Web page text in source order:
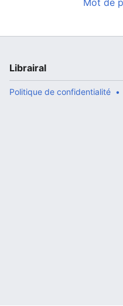
Mot de
Librairal
Politique de confidentialité